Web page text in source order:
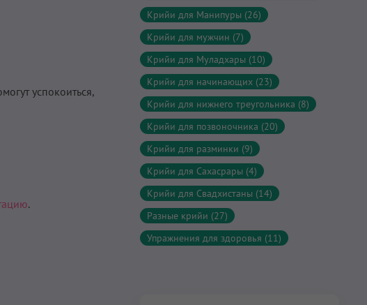
успокоиться,
.
Крийи для Манипуры (26)
Крийи для мужчин (7)
Крийи для Муладхары (10)
Крийи для начинающих (23)
Крийи для нижнего треугольника (8)
Крийи для позвоночника (20)
Крийи для разминки (9)
Крийи для Сахасрары (4)
Крийи для Свадхистаны (14)
Разные крийи (27)
Упражнения для здоровья (11)